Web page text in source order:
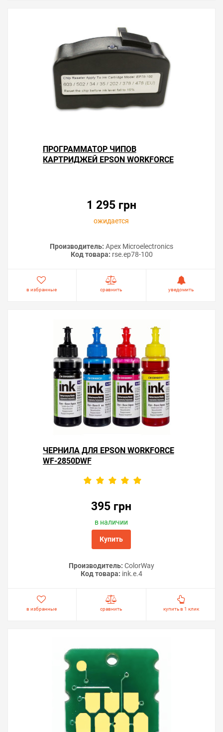
ПРОГРАММАТОР ЧИПОВ
КАРТРИДЖЕЙ EPSON WORKFORCE
1 295 грн
ожидается
Производитель: Apex Microelectronics
Код товара: rse.ep78-100
в избранные сравнить уведомить
ЧЕРНИЛА ДЛЯ EPSON WORKFORCE
WF-2850DWF
395 грн
в наличии
Купить
Производитель: ColorWay
Код товара: ink.e.4
в избранные сравнить купить в 1 клик